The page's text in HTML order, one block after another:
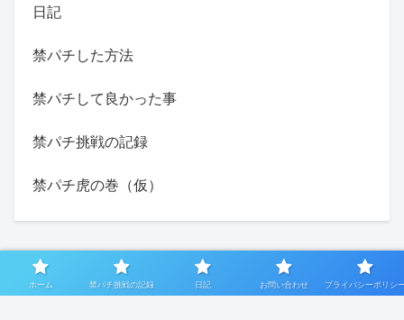
日記
禁パチした方法
禁パチして良かった事
禁パチ挑戦の記録
禁パチ虎の巻（仮）
ホーム 禁パチ挑戦の記録 日記 お問い合わせ プライバシーポリシ